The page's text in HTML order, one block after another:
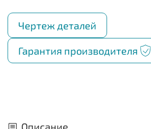
Чертеж деталей
Гарантия производителя
Описание